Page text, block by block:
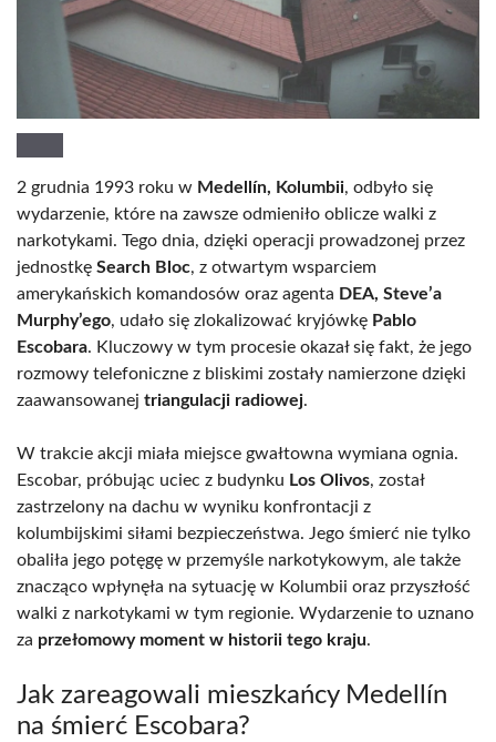
2 grudnia 1993 roku w Medellín, Kolumbii, odbyło się
wydarzenie, które na zawsze odmieniło oblicze walki z
narkotykami. Tego dnia, dzięki operacji prowadzonej przez
jednostkę Search Bloc, z otwartym wsparciem
amerykańskich komandosów oraz agenta DEA, Steve’a
Murphy’ego, udało się zlokalizować kryjówkę Pablo
Escobara. Kluczowy w tym procesie okazał się fakt, że jego
rozmowy telefoniczne z bliskimi zostały namierzone dzięki
zaawansowanej triangulacji radiowej.
W trakcie akcji miała miejsce gwałtowna wymiana ognia.
Escobar, próbując uciec z budynku Los Olivos, został
zastrzelony na dachu w wyniku konfrontacji z
kolumbijskimi siłami bezpieczeństwa. Jego śmierć nie tylko
obaliła jego potęgę w przemyśle narkotykowym, ale także
znacząco wpłynęła na sytuację w Kolumbii oraz przyszłość
walki z narkotykami w tym regionie. Wydarzenie to uznano
za przełomowy moment w historii tego kraju.
Jak zareagowali mieszkańcy Medellín
na śmierć Escobara?